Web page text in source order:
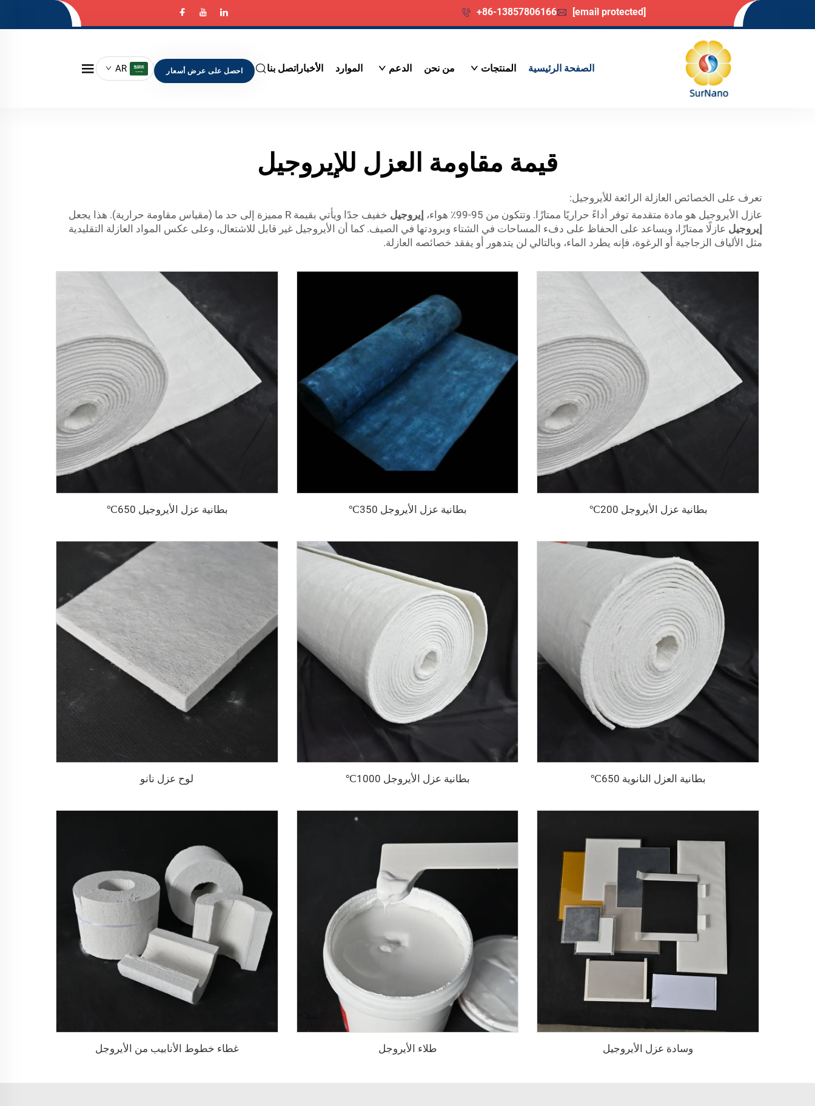
[email protected]
+86-13857806166
الصفحة الرئيسية المنتجات من نحن الدعم الموارد الأخبار اتصل بنا احصل على عرض أسعار AR
قيمة مقاومة العزل للإيروجيل
تعرف على الخصائص العازلة الرائعة للأيروجيل:
عازل الأيروجيل هو مادة متقدمة توفر أداءً حراريًا ممتازًا. وتتكون من 95-99٪ هواء،
إيروجيل خفيف جدًا ويأتي بقيمة R مميزة إلى حد ما (مقياس مقاومة حرارية). هذا يجعل
إيروجيل عازلًا ممتازًا، ويساعد على الحفاظ على دفء المساحات في الشتاء وبرودتها في الصيف. كما أن الأيروجيل غير قابل للاشتعال، وعلى عكس المواد العازلة التقليدية
مثل الألياف الزجاجية أو الرغوة، فإنه يطرد الماء، وبالتالي لن يتدهور أو يفقد خصائصه العازلة.
بطانية عزل الأيروجل 200℃ بطانية عزل الأيروجل 350℃ بطانية عزل الأيروجيل 650℃
بطانية العزل النانوية 650℃ بطانية عزل الأيروجل 1000℃ لوح عزل نانو
وسادة عزل الأيروجيل طلاء الأيروجل غطاء خطوط الأنابيب من الأيروجل